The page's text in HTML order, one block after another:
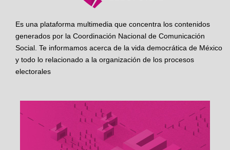
Es una plataforma multimedia que concentra los contenidos
generados por la Coordinación Nacional de Comunicación
Social. Te informamos acerca de la vida democrática de México
y todo lo relacionado a la organización de los procesos
electorales